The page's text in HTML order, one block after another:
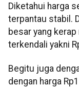
Diketahui harga
terpantau stabil.
besar yang
terkendali yakni
Begitu juga
dengan harga